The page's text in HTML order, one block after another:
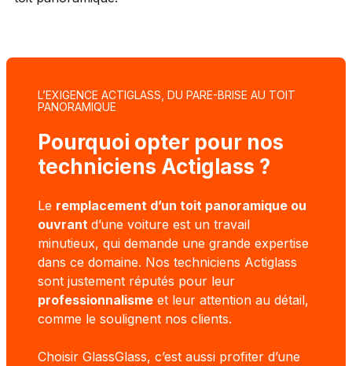
L’EXIGENCE ACTIGLASS, DU PARE-BRISE AU TOIT
PANORAMIQUE
Pourquoi opter pour nos
techniciens Actiglass ?
Le remplacement d’un toit panoramique ou
ouvrant d’une voiture est un travail
minutieux, qui demande une grande expertise
dans ce domaine. Nos techniciens Actiglass
sont justement réputés pour leur
professionnalisme et leur attention au détail,
comme le soulignent nos clients.
Choisir GlassGlass, c’est aussi profiter d’une